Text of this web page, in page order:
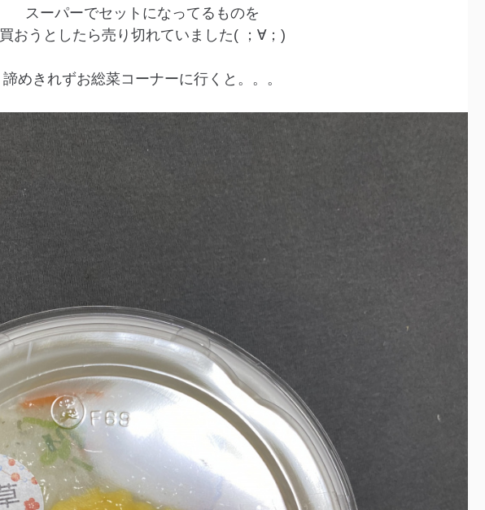
スーパーでセットになってるものを
買おうとしたら売り切れていました( ；∀；)
諦めきれずお総菜コーナーに行くと。。。